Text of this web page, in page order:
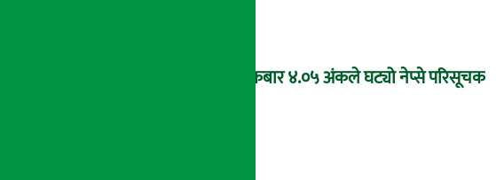
शुक्रबार ४.०५ अंकले घट्यो नेप्से परिसूचक